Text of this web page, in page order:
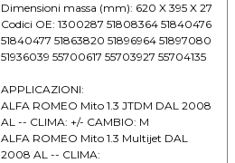
Dimensioni massa (mm): 620 X 395 X 27
Codici OE: 1300287 51808364 51840476
51840477 51863820 51896964 51897080
51936039 55700617 55703927 55704135
APPLICAZIONI:
ALFA ROMEO Mito 1.3 JTDM DAL 2008
AL -- CLIMA: +/- CAMBIO: M
ALFA ROMEO Mito 1.3 Multijet DAL
2008 AL -- CLIMA: